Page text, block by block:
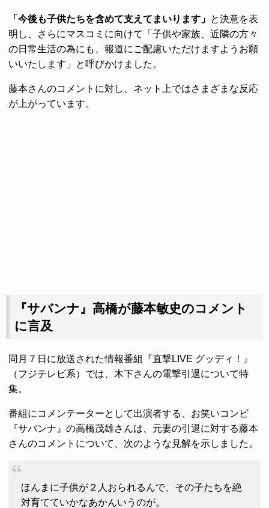
「今後も子供たちを含めて支えてまいります」 と決意を表
明し、さらにマスコミに向けて「子供や家族、近隣の方々
の日常生活の為にも、報道にご配慮いただけますようお願
いいたします」と呼びかけました。
藤本さんのコメントに対し、ネット上ではさまざまな反応
が上がっています。
『サバンナ』高橋が藤本敏史のコメント
に言及
同月７日に放送された情報番組『直撃LIVE グッディ！』
（フジテレビ系）では、木下さんの電撃引退について特
集。
番組にコメンテーターとして出演者する、お笑いコンビ
『サバンナ』の高橋茂雄さんは、元妻の引退に対する藤本
さんのコメントについて、次のような見解を示しました。
ほんまに子供が２人おられるんで、その子たちを絶
対育てていかなあかんいうのが。